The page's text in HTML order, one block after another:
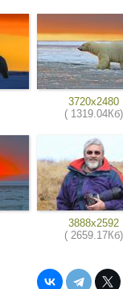
3720x2480
( 1319.04Кб)
3888x2592
( 2659.17Кб)